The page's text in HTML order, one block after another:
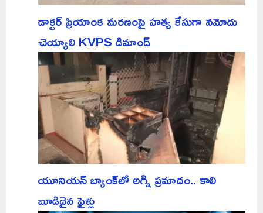
డాక్టర్ ప్రియాంక మరణంపై హత్య కేసుగా నమోదు
చెయ్యాలి KVPS డిమాండ్
యూనియన్ బ్యాంక్‌లో అగ్ని ప్రమాదం.. కాలి
బూడిదైన ఫైళ్లు